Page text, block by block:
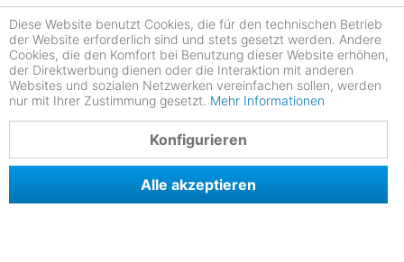
Diese Website benutzt Cookies, die für den technischen Betrieb
der Website erforderlich sind und stets gesetzt werden. Andere
Cookies, die den Komfort bei Benutzung dieser Website erhöhen,
der Direktwerbung dienen oder die Interaktion mit anderen
Websites und sozialen Netzwerken vereinfachen sollen, werden
nur mit Ihrer Zustimmung gesetzt. Mehr Informationen
Konfigurieren
Alle akzeptieren